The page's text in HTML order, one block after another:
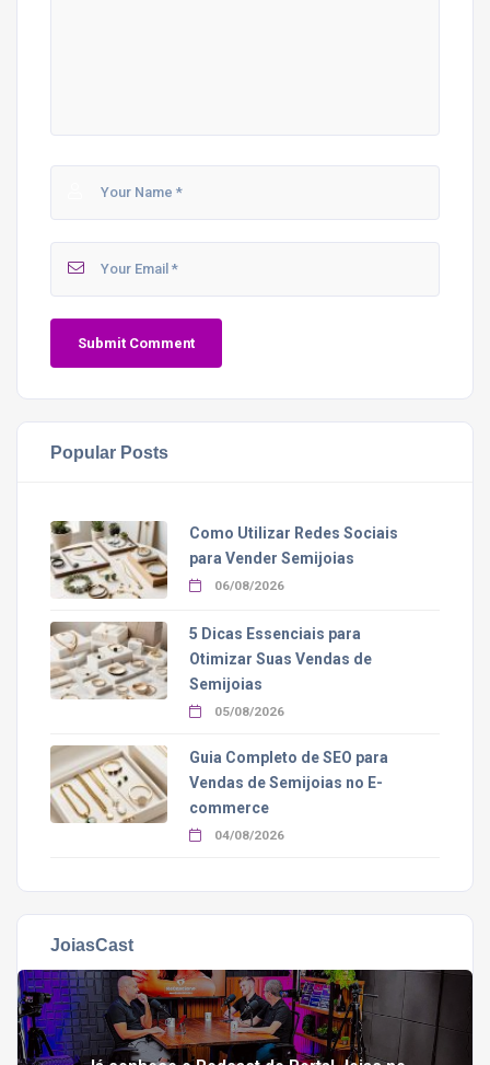
Popular Posts
Como Utilizar Redes Sociais
para Vender Semijoias
06/08/2026
5 Dicas Essenciais para
Otimizar Suas Vendas de
Semijoias
05/08/2026
Guia Completo de SEO para
Vendas de Semijoias no E-
commerce
04/08/2026
JoiasCast